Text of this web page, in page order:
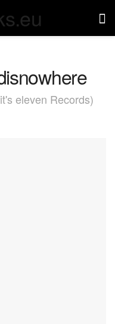
eleven Records)